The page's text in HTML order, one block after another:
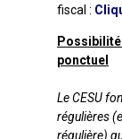
fiscal :
ponctuel
Le CESU
régulières
régulière)